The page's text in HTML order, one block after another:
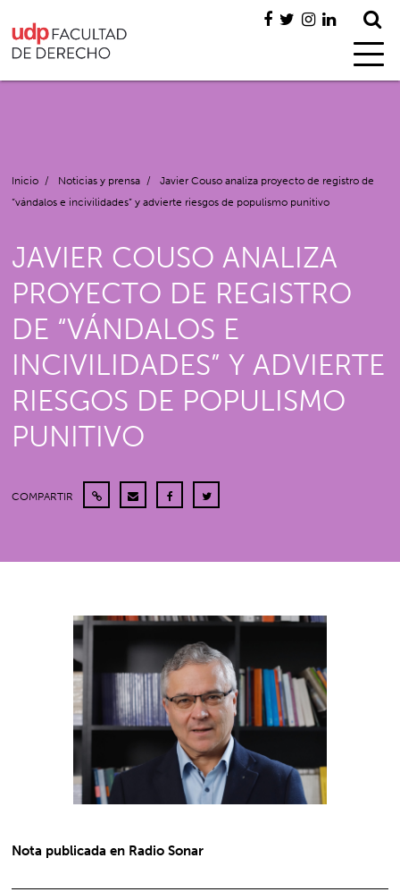
Inicio / Noticias y prensa /
Javier Couso analiza proyecto de registro de
“vándalos e incivilidades” y advierte riesgos de populismo punitivo
JAVIER COUSO ANALIZA
PROYECTO DE REGISTRO
DE “VÁNDALOS E
INCIVILIDADES” Y ADVIERTE
RIESGOS DE POPULISMO
PUNITIVO
COMPARTIR
Nota publicada en Radio Sonar